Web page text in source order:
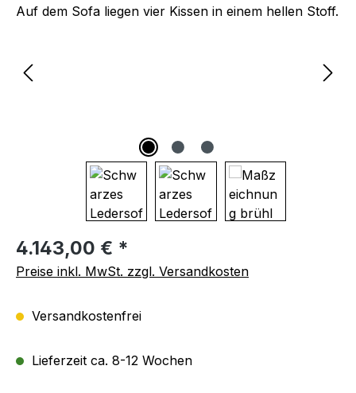
Regulärer Preis:
4.143,00 € *
Preise inkl. MwSt. zzgl. Versandkosten
Versandkostenfrei
Lieferzeit ca. 8-12 Wochen